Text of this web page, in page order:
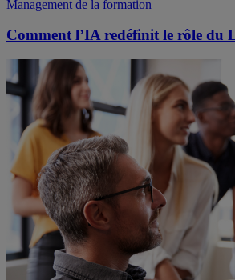
Management de la formation
Comment l’IA redéfinit le rôle du